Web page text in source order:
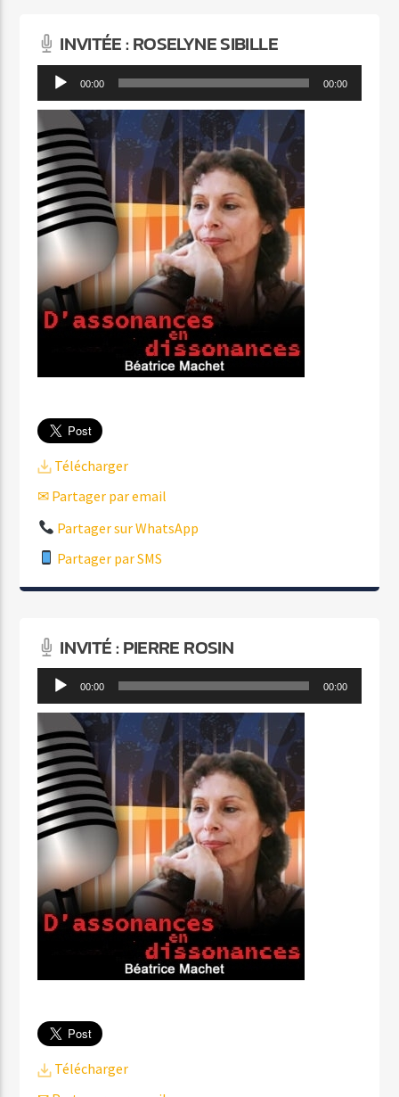
INVITÉE : ROSELYNE SIBILLE
Lecteur 00:00 00:00
Télécharger
✉ Partager par email
Partager sur WhatsApp
Partager par SMS
INVITÉ : PIERRE ROSIN
Lecteur
audio
00:00 00:00
Télécharger